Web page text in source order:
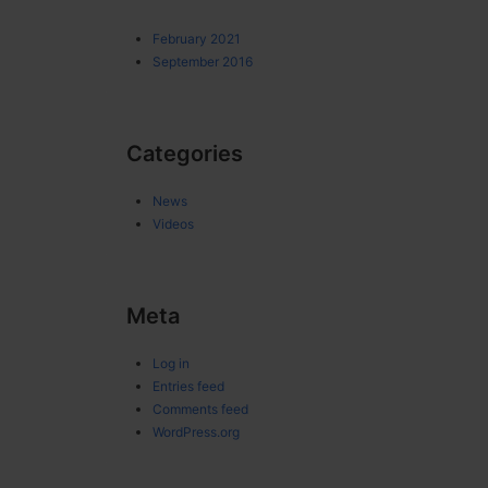
February 2021
September 2016
Categories
News
Videos
Meta
Log in
Entries feed
Comments feed
WordPress.org